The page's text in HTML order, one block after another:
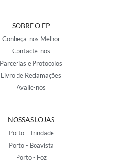
SOBRE O EP
Conheça-nos Melhor
Contacte-nos
Parcerias e Protocolos
Livro de Reclamações
Avalie-nos
NOSSAS LOJAS
Porto - Trindade
Porto - Boavista
Porto - Foz